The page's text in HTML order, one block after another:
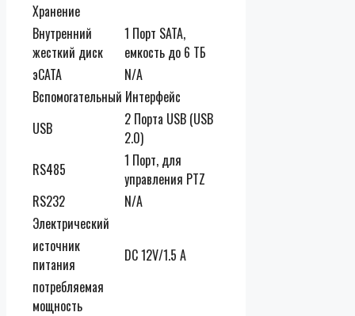
Хранение
Внутренний
жесткий диск
1 Порт SATA,
емкость до 6 ТБ
эСАТА
N/A
Вспомогательный Интерфейс
USB
2 Порта USB (USB
2.0)
RS485
1 Порт, для
управления PTZ
RS232
N/A
Электрический
источник
питания
DC 12V/1.5 A
потребляемая
мощность